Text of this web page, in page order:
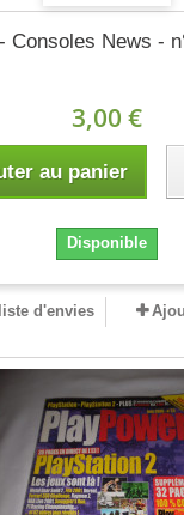
Consoles News -
3,00 €
au panier
Disponible
d'envies